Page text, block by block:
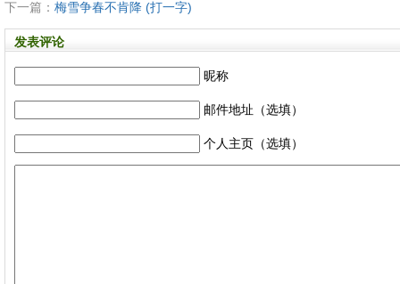
下一篇： 梅雪争春不肯降 (打一字)
发表评论
昵称
邮件地址（选填）
个人主页（选填）